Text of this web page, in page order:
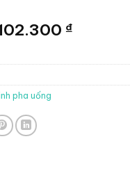
₫Giá
tại
pha uống